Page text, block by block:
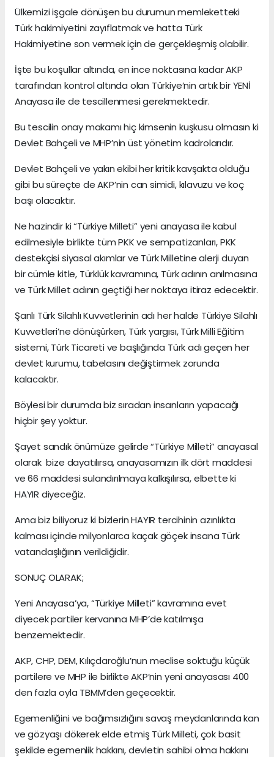
Ülkemizi işgale dönüşen bu durumun memleketteki
Türk hakimiyetini zayıflatmak ve hatta Türk
Hakimiyetine son vermek için de gerçekleşmiş olabilir.
İşte bu koşullar altında, en ince noktasına kadar AKP
tarafından kontrol altında olan Türkiye’nin artık bir YENİ
Anayasa ile de tescillenmesi gerekmektedir.
Bu tescilin onay makamı hiç kimsenin kuşkusu olmasın ki
Devlet Bahçeli ve MHP’nin üst yönetim kadrolarıdır.
Devlet Bahçeli ve yakın ekibi her kritik kavşakta olduğu
gibi bu süreçte de AKP’nin can simidi, kılavuzu ve koç
başı olacaktır.
Ne hazindir ki “Türkiye Milleti” yeni anayasa ile kabul
edilmesiyle birlikte tüm PKK ve sempatizanları, PKK
destekçisi siyasal akımlar ve Türk Milletine alerji duyan
bir cümle kitle, Türklük kavramına, Türk adının anılmasına
ve Türk Millet adının geçtiği her noktaya itiraz edecektir.
Şanlı Türk Silahlı Kuvvetlerinin adı her halde Türkiye Silahlı
Kuvvetleri’ne dönüşürken, Türk yargısı, Türk Milli Eğitim
sistemi, Türk Ticareti ve başlığında Türk adı geçen her
devlet kurumu, tabelasını değiştirmek zorunda
kalacaktır.
Böylesi bir durumda biz sıradan insanların yapacağı
hiçbir şey yoktur.
Şayet sandık önümüze gelirde “Türkiye Milleti” anayasal
olarak bize dayatılırsa, anayasamızın ilk dört maddesi
ve 66 maddesi sulandırılmaya kalkışılırsa, elbette ki
HAYIR diyeceğiz.
Ama biz biliyoruz ki bizlerin HAYIR tercihinin azınlıkta
kalması içinde milyonlarca kaçak göçek insana Türk
vatandaşlığının verildiğidir.
SONUÇ OLARAK;
Yeni Anayasa’ya, “Türkiye Milleti” kavramına evet
diyecek partiler kervanına MHP’de katılmışa
benzemektedir.
AKP, CHP, DEM, Kılıçdaroğlu’nun meclise soktuğu küçük
partilere ve MHP ile birlikte AKP’nin yeni anayasası 400
den fazla oyla TBMM’den geçecektir.
Egemenliğini ve bağımsızlığını savaş meydanlarında kan
ve gözyaşı dökerek elde etmiş Türk Milleti, çok basit
şekilde egemenlik hakkını, devletin sahibi olma hakkını